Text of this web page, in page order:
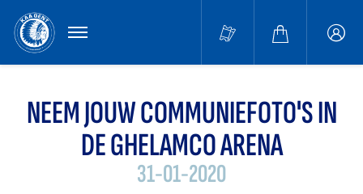
MENU
NEEM JOUW COMMUNIEFOTO'S IN
DE GHELAMCO ARENA
31-01-2020